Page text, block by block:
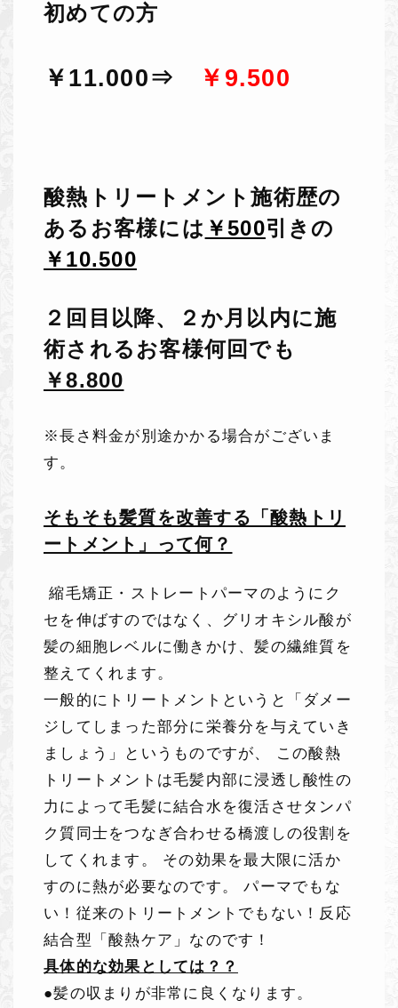
初めての方
￥11.000⇒ ￥9.500
酸熱トリートメント施術歴の
あるお客様には ￥500引きの
￥10.500
２回目以降、２か月以内に施
術されるお客様何回でも
￥8.800
※長さ料金が別途かかる場合がございま
す。
そもそも髪質を改善する「酸熱トリ
ートメント」って何？
縮毛矯正・ストレートパーマのようにク
セを伸ばすのではなく、グリオキシル酸が
髪の細胞レベルに働きかけ、髪の繊維質を
整えてくれます。
一般的にトリートメントというと「ダメー
ジしてしまった部分に栄養分を与えていき
ましょう」というものですが、 この酸熱
トリートメントは毛髪内部に浸透し酸性の
力によって毛髪に結合水を復活させタンパ
ク質同士をつなぎ合わせる橋渡しの役割を
してくれます。 その効果を最大限に活か
すのに熱が必要なのです。 パーマでもな
い！従来のトリートメントでもない！反応
結合型「酸熱ケア」なのです！
具体的な効果としては？？
●髪の収まりが非常に良くなります。